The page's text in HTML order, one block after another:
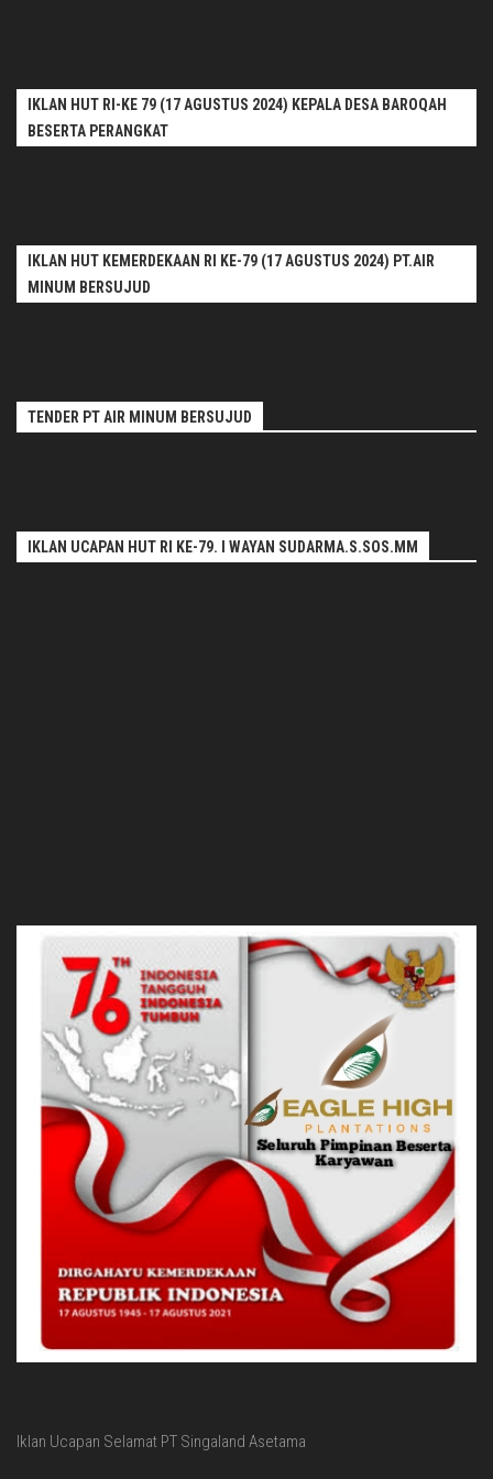
IKLAN HUT RI-KE 79 (17 AGUSTUS 2024) KEPALA DESA BAROQAH
BESERTA PERANGKAT
IKLAN HUT KEMERDEKAAN RI KE-79 (17 AGUSTUS 2024) PT.AIR
MINUM BERSUJUD
TENDER PT AIR MINUM BERSUJUD
IKLAN UCAPAN HUT RI KE-79. I WAYAN SUDARMA.S.SOS.MM
Iklan Ucapan Selamat PT Singaland Asetama